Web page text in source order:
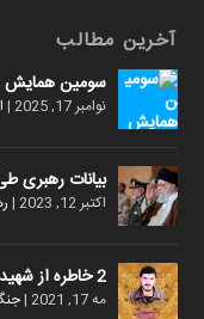
آخرین مطالب
سومین همایش
نوامبر 17, 2025 |
بیانات رهبری
اکتبر 12, 2023 |
2 خاطره از شهید مهدی زین الدین
مه 17, 2021 |